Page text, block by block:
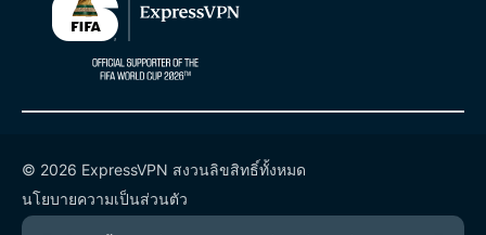
© 2026 ExpressVPN สงวนลิขสิทธิ์ทั้งหมด
นโยบายความเป็นส่วนตัว
เงื่อนไขการให้บริการ